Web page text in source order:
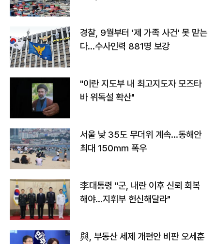
경찰, 9월부터 '제 가족 사건' 못 맡는
다…수사인력 881명 보강
"이란 지도부 내 최고지도자 모즈타
바 위독설 확산"
서울 낮 35도 무더위 계속…동해안
최대 150㎜ 폭우
李대통령 "군, 내란 이후 신뢰 회복
해야…지휘부 헌신해달라"
與, 부동산 세제 개편안 비판 오세훈